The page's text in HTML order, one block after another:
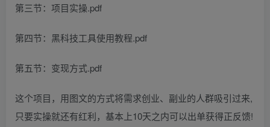
第三节：项目实操.pdf
第四节：黑科技工具使用教程.pdf
第五节：变现方式.pdf
这个项目，用图文的方式将需求创业、副业的人群吸引过来,
只要实操就还有红利，基本上10天之内可以出单获得正反馈!